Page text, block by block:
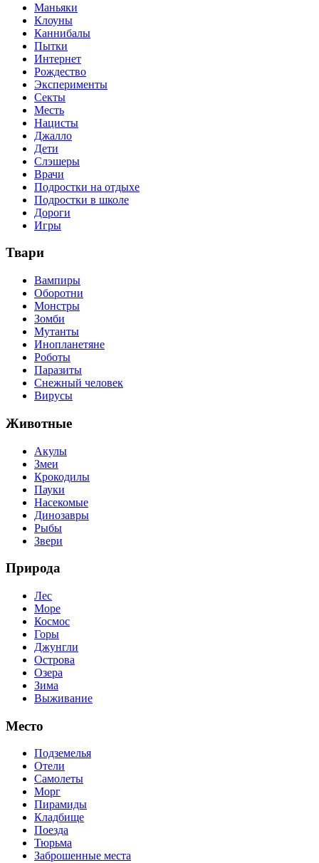
Маньяки
Клоуны
Каннибалы
Пытки
Интернет
Рождество
Эксперименты
Секты
Месть
Нацисты
Джалло
Дети
Слэшеры
Врачи
Подростки на отдыхе
Подростки в школе
Дороги
Игры
Твари
Вампиры
Оборотни
Монстры
Зомби
Мутанты
Инопланетяне
Роботы
Паразиты
Снежный человек
Вирусы
Животные
Акулы
Змеи
Крокодилы
Пауки
Насекомые
Динозавры
Рыбы
Звери
Природа
Лес
Море
Космос
Горы
Джунгли
Острова
Озера
Зима
Выживание
Место
Подземелья
Отели
Самолеты
Морг
Пирамиды
Кладбище
Поезда
Тюрьма
Заброшенные места